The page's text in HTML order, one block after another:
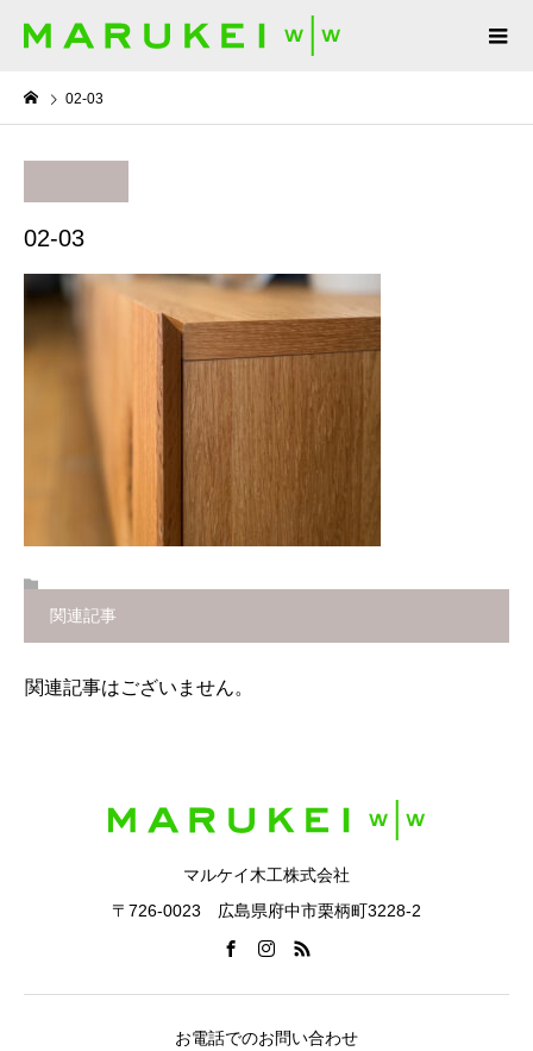
02-03
02-03
関連記事
関連記事はございません。
マルケイ木工株式会社
〒726-0023 広島県府中市栗柄町3228-2
お電話でのお問い合わせ